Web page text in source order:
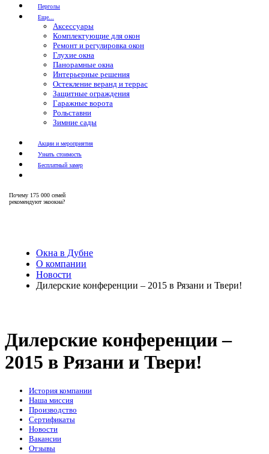
Перголы
Еще...
Аксессуары
Комплектующие для окон
Ремонт и регулировка окон
Глухие окна
Панорамные окна
Интерьерные решения
Остекление веранд и террас
Защитные ограждения
Гаражные ворота
Рольставни
Зимние сады
Акции и мероприятия
Узнать стоимость
Бесплатный замер
Почему 175 000 семей
рекомендуют экоокна?
Окна в Дубне
О компании
Новости
Дилерские конференции – 2015 в Рязани и Твери!
Дилерские конференции –
2015 в Рязани и Твери!
История компании
Наша миссия
Производство
Сертификаты
Новости
Вакансии
Отзывы